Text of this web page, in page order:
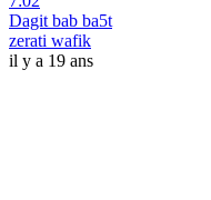
Dagit bab ba5t
zerati wafik
il y a 19 ans